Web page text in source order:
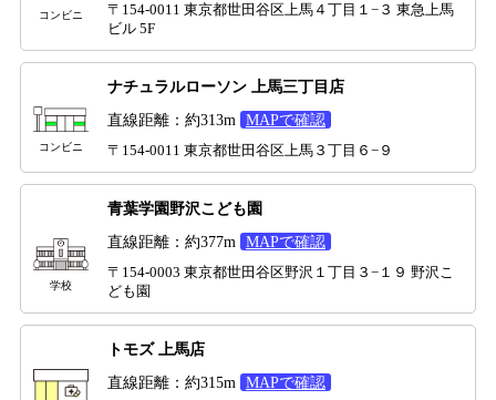
コンビニ
〒154-0011 東京都世田谷区上馬４丁目１−３ 東急上馬
ビル 5F
コンビニ
ナチュラルローソン 上馬三丁目店
直線距離：約313m
MAPで確認
〒154-0011 東京都世田谷区上馬３丁目６−９
学校
青葉学園野沢こども園
直線距離：約377m
MAPで確認
〒154-0003 東京都世田谷区野沢１丁目３−１９ 野沢こ
ども園
トモズ 上馬店
直線距離：約315m
MAPで確認